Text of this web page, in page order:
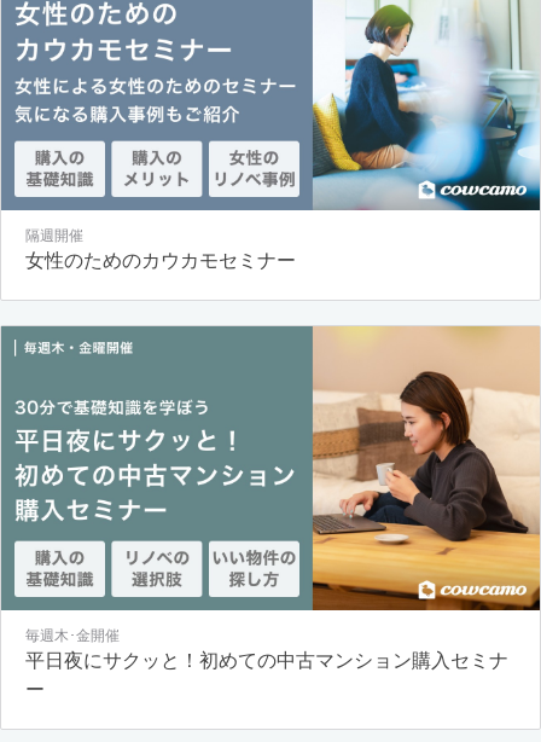
隔週開催
女性のためのカウカモセミナー
毎週木･金開催
平日夜にサクッと！初めての中古マンション購入セミナ
ー